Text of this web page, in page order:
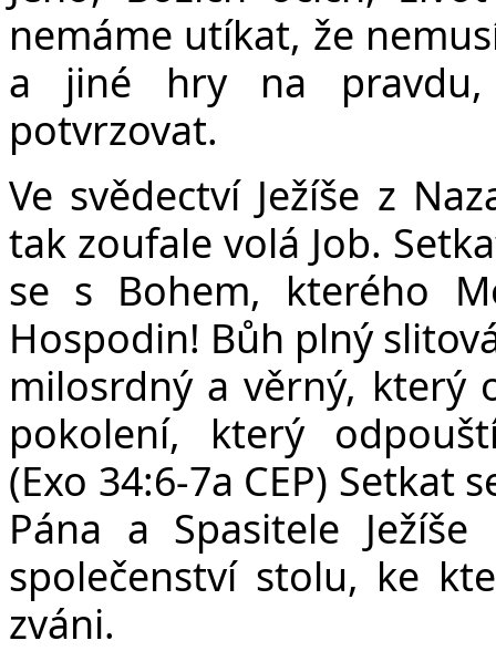
nemáme utíkat, že
a jiné hry na pravdu,
potvrzovat.
Ve svědectví Ježíše z
tak zoufale volá Job.
se s Bohem, kterého
Hospodin! Bůh plný
milosrdný a věrný, který
pokolení, který
(Exo 34:6-7a CEP) Setkat
Pána a Spasitele
společenství stolu, ke
zváni.